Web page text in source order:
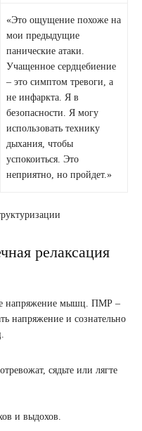
«Это ощущение похоже на
мои предыдущие
панические атаки.
Учащенное сердцебиение
– это симптом тревоги, а
не инфаркта. Я в
безопасности. Я могу
использовать технику
дыхания, чтобы
успокоиться. Это
неприятно, но пройдет.»
релаксация
напряжение мышц. ПМР –
напряжение и сознательно
сядьте или лягте
и выдохов.